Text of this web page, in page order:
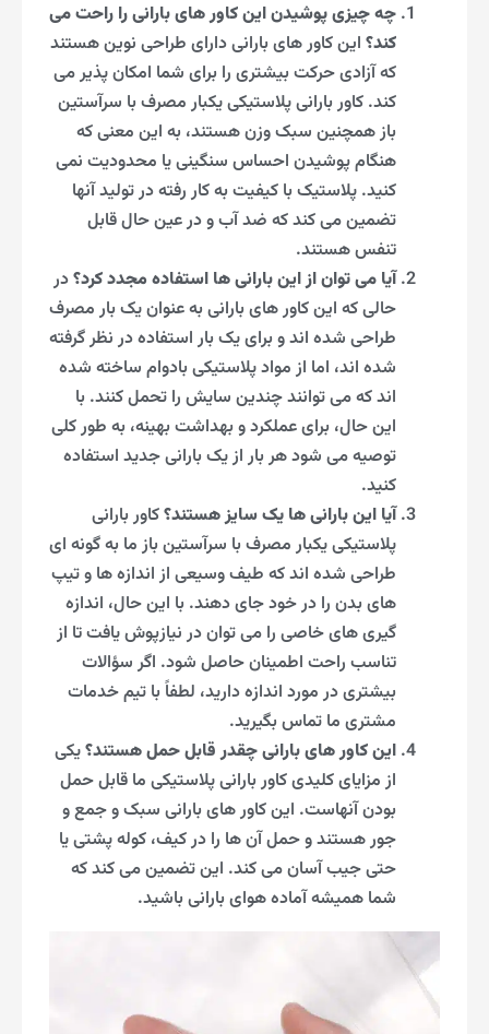
چه چیزی پوشیدن این کاور های بارانی را راحت می
کند؟ این کاور های بارانی دارای طراحی نوین هستند
که آزادی حرکت بیشتری را برای شما امکان پذیر می
کند. کاور بارانی پلاستیکی یکبار مصرف با سرآستین
باز همچنین سبک وزن هستند، به این معنی که
هنگام پوشیدن احساس سنگینی یا محدودیت نمی
کنید. پلاستیک با کیفیت به کار رفته در تولید آنها
تضمین می کند که ضد آب و در عین حال قابل
تنفس هستند.
آیا می توان از این بارانی ها استفاده مجدد کرد؟در
حالی که این کاور های بارانی به عنوان یک بار مصرف
طراحی شده اند و برای یک بار استفاده در نظر گرفته
شده اند، اما از مواد پلاستیکی بادوام ساخته شده
اند که می توانند چندین سایش را تحمل کنند. با
این حال، برای عملکرد و بهداشت بهینه، به طور کلی
توصیه می شود هر بار از یک بارانی جدید استفاده
کنید.
آیا این بارانی ها یک سایز هستند؟کاور بارانی
پلاستیکی یکبار مصرف با سرآستین باز ما به گونه ای
طراحی شده اند که طیف وسیعی از اندازه ها و تیپ
های بدن را در خود جای دهند. با این حال، اندازه
گیری های خاصی را می توان در نیازپوش یافت تا از
تناسب راحت اطمینان حاصل شود. اگر سؤالات
بیشتری در مورد اندازه دارید، لطفاً با تیم خدمات
مشتری ما تماس بگیرید.
این کاور های بارانی چقدر قابل حمل هستند؟یکی
از مزایای کلیدی کاور بارانی پلاستیکی ما قابل حمل
بودن آنهاست. این کاور های بارانی سبک و جمع و
جور هستند و حمل آن ها را در کیف، کوله پشتی یا
حتی جیب آسان می کند. این تضمین می کند که
شما همیشه آماده هوای بارانی باشید.